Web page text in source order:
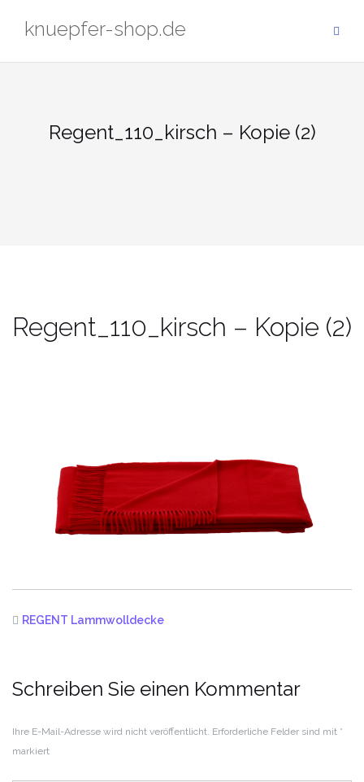
Inhaltknuepfer-shop.de
Regent_110_kirsch – Kopie (2)
Regent_110_kirsch – Kopie (2)
REGENT Lammwolldecke
Schreiben Sie einen Kommentar
Ihre E-Mail-Adresse wird nicht veröffentlicht. Erforderliche Felder sind mit *
markiert